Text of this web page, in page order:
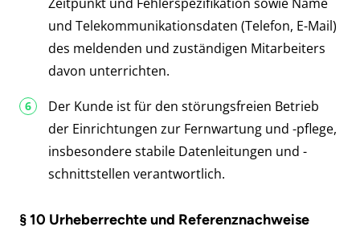
und Telekommunikationsdaten (Telefon, E-Mail)
des meldenden und zuständigen Mitarbeiters
davon unterrichten.
Der Kunde ist für den störungsfreien Betrieb
der Einrichtungen zur Fernwartung und -pflege,
insbesondere stabile Datenleitungen und -
schnittstellen verantwortlich.
§ 10 Urheberrechte und Referenznachweise